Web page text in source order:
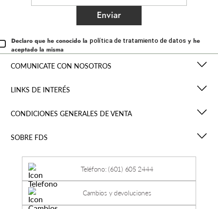
Enviar
Declaro que he conocido la política de tratamiento de datos y he
aceptado la misma
COMUNICATE CON NOSOTROS
LINKS DE INTERÉS
CONDICIONES GENERALES DE VENTA
SOBRE FDS
Teléfono: (601) 605 2444
Cambios y devoluciones